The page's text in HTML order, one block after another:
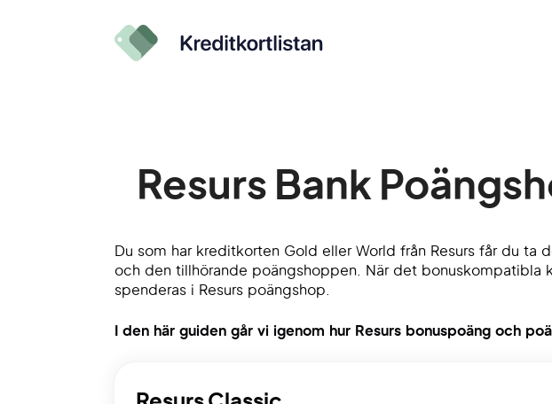
Resurs Bank
Du som har kreditkorten Gold eller World från Resurs får du
och den tillhörande poängshoppen. När det
spenderas i Resurs poängshop.
I den här guiden går vi igenom hur Resurs bonuspoäng och